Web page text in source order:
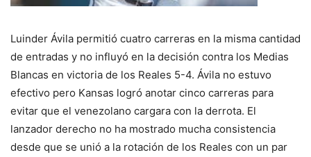
Luinder Ávila permitió cuatro carreras en la misma cantidad
de entradas y no influyó en la decisión contra los Medias
Blancas en victoria de los Reales 5-4. Ávila no estuvo
efectivo pero Kansas logró anotar cinco carreras para
evitar que el venezolano cargara con la derrota. El
lanzador derecho no ha mostrado mucha consistencia
desde que se unió a la rotación de los Reales con un par